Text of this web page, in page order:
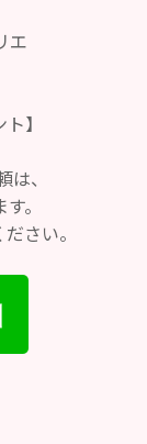
エ
】
、
。
さい。